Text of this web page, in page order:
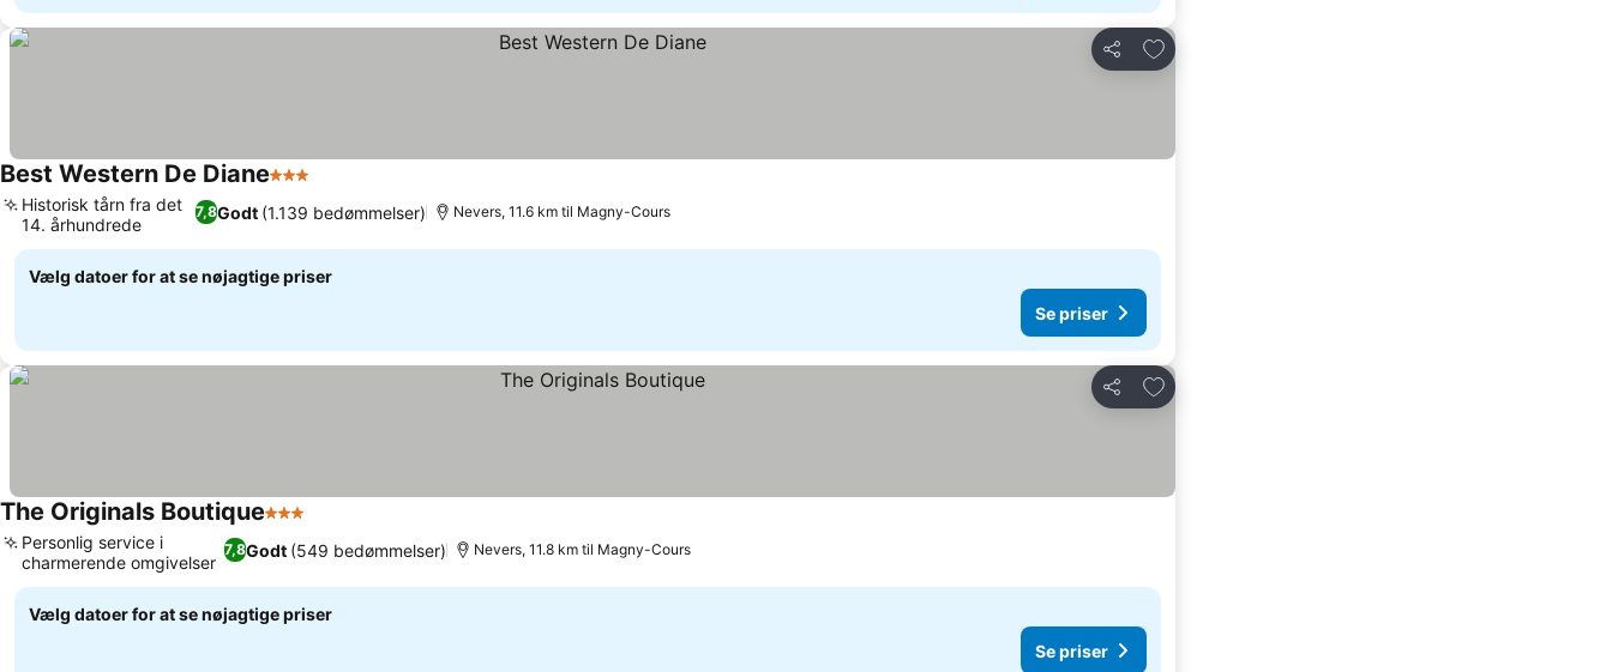
Del
Føj til favoritter
Best Western De Diane3 Stjerner
7,8Godt (1.139 bedømmelser)
Historisk tårn fra det
14. århundrede
Nevers, 11.6 km til Magny-Cours
Vælg datoer for at se nøjagtige priser
Se priser
Del
Føj til favoritter
The Originals Boutique3 Stjerner
7,8Godt (549 bedømmelser)
Personlig service i
charmerende omgivelser
Nevers, 11.8 km til Magny-Cours
Vælg datoer for at se nøjagtige priser
Se priser